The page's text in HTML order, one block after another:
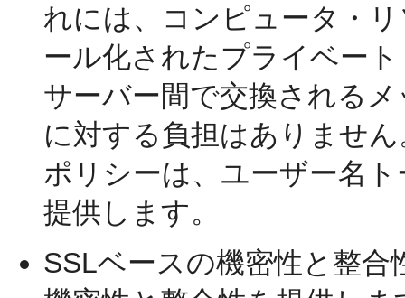
れには、コンピュータ・
ール化されたプライベー
サーバー間で交換される
に対する負担はありませ
ポリシーは、ユーザー名
提供します。
SSLベースの機密性と整